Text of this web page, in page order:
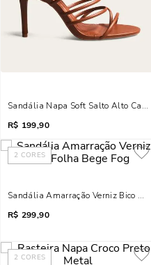
Sandália Napa Soft Salto Alto
R$ 199,90
2 CORES
Sandália Amarração Verniz Bico
R$ 299,90
2 CORES